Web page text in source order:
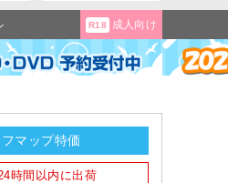
R18 成人向け
フマップ特価
時間以内に出荷